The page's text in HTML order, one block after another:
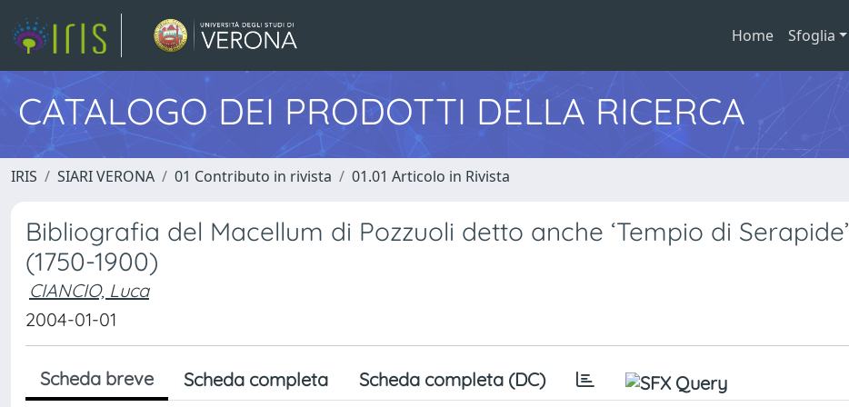
Home Sfoglia
CATALOGO DEI PRODOTTI DELLA RICERCA
IRIS SIARI VERONA 01 Contributo in rivista 01.01 Articolo in Rivista
Bibliografia del Macellum di Pozzuoli detto anche ‘Tempio di Serapide’
(1750-1900)
CIANCIO, Luca
2004-01-01
Scheda breve Scheda completa Scheda completa (DC)